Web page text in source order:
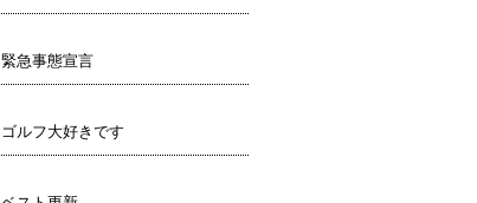
緊急事態宣言
ゴルフ大好きです